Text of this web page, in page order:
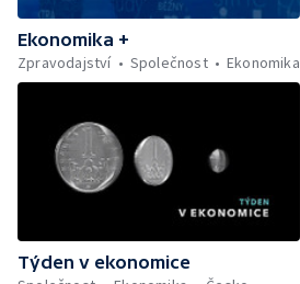
Ekonomika +
Zpravodajství
Společnost Ekonomika
Týden v ekonomice